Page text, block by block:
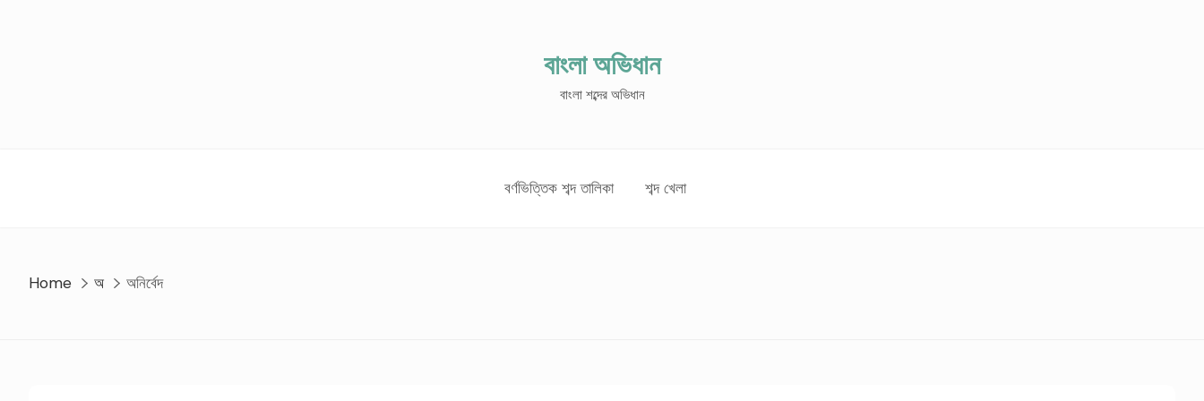
বাংলা অভিধান
বাংলা শব্দের অভিধান
বর্ণভিত্তিক শব্দ তালিকা শব্দ খেলা
Home অ অনির্বেদ